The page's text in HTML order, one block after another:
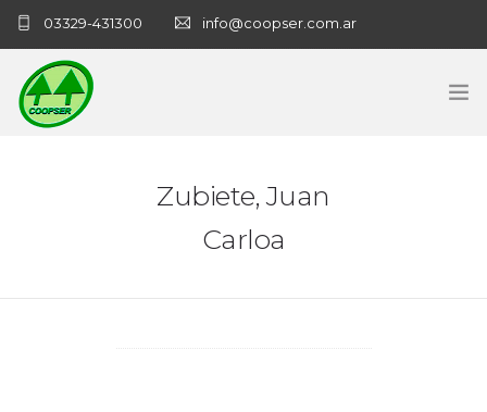
03329-431300 info@coopser.com.ar
Zubiete, Juan
Carloa